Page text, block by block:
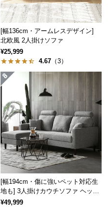
[幅136cm・アームレスデザイン]
北欧風 2人掛けソファ
¥25,999
4.67 （3）
[幅194cm・傷に強いペット対応生
地も] 3人掛けカウチソファ ヘッド
レスト付 レイアウト自由 広々設計
¥49,999